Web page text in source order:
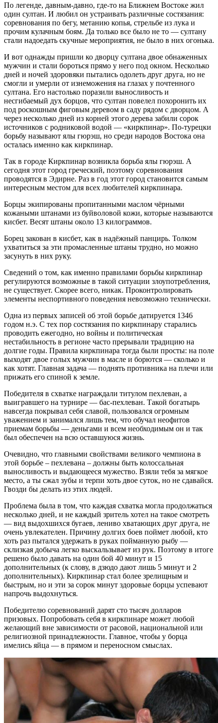
По легенде, давным-давно, где-то на Ближнем Востоке жил
один султан. И любил он устраивать различные состязания:
соревнования по бегу, метанию копья, стрельбе из лука и
прочим кулачным боям. Да только все было не то — султану
стали надоедать скучные мероприятия, не было в них огонька.
И вот однажды пришли ко дворцу султана двое обнаженных
мужчин и стали бороться прямо у него под окном. Несколько
дней и ночей здоровяки пытались одолеть друг друга, но не
смогли и умерли от изнеможения на глазах у почтенного
султана. Его настолько поразили выносливость и
несгибаемый дух борцов, что султан повелел похоронить их
под роскошным фиговым деревом в саду рядом с дворцом. А
через несколько дней из корней этого дерева забили сорок
источников с родниковой водой — «киркпинар». По-турецки
борьбу называют ялы гюрэш, но среди народов Востока она
осталась именно как киркпинар.
Так в городе Киркпинар возникла борьба ялы гюрэш. А
сегодня этот город греческий, поэтому соревнования
проводятся в Эдирне. Раз в год этот город становится самым
интересным местом для всех любителей киркпинара.
Борцы экипированы пропитанными маслом чёрными
кожаными штанами из буйволовой кожи, которые называются
кисбет. Весят штаны около 13 килограммов.
Борец закован в кисбет, как в надёжный панцирь. Толком
ухватиться за эти промасленные штаны трудно, но можно
засунуть в них руку.
Сведений о том, как именно правилами борьбы киркпинар
регулируются возможные в такой ситуации злоупотребления,
не существует. Скорее всего, никак. Проконтролировать
элементы неспортивного поведения невозможно технически.
Одна из первых записей об этой борьбе датируется 1346
годом н.э. С тех пор состязания по киркпинару старались
проводить ежегодно, но войны и политическая
нестабильность в регионе часто прерывали традицию на
долгие годы. Правила киркпинара тогда были просты: на поле
выходят двое голых мужчин в масле и борются — сколько и
как хотят. Главная задача — поднять противника на плечи или
прижать его спиной к земле.
Победителя в схватке награждали титулом пехлеван, а
выигравшего на турнире — бас-пехлеван. Такой богатырь
навсегда покрывал себя славой, пользовался огромным
уважением и занимался лишь тем, что обучал неофитов
приемам борьбы — деньгами и всем необходимым он и так
был обеспечен на всю оставшуюся жизнь.
Очевидно, что главными свойствами великого чемпиона в
этой борьбе – пехлевана – должны быть колоссальная
выносливость и выдающееся мужество. Взяли тебя за мягкое
место, а ты сжал зубы и терпи хоть двое суток, но не сдавайся.
Гвозди бы делать из этих людей.
Проблема была в том, что каждая схватка могла продолжаться
несколько дней, и не каждый зритель хотел на такое смотреть
— вид выдохшихся бугаев, лениво хватающих друг друга, не
очень увлекателен. Причину долгих боев поймет любой, кто
хоть раз пытался удержать в руках пойманную рыбу —
склизкая добыча легко выскальзывает из рук. Поэтому в итоге
решено было давать на один бой 40 минут и 15
дополнительных (к слову, в дзюдо дают лишь 5 минут и 2
дополнительных). Киркпинар стал более зрелищным и
быстрым, но и эти за сорок минут здоровые борцы успевают
напрочь выдохнуться.
Победителю соревнований дарят сто тысяч долларов
призовых. Попробовать себя в киркпинаре может любой
желающий вне зависимости от расовой, национальной или
религиозной принадлежности. Главное, чтобы у борца
имелись яйца — в прямом и переносном смыслах.